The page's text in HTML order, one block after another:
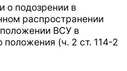
о подозрении в
распространении
ВСУ в
положения (ч. 2 ст. 114-2